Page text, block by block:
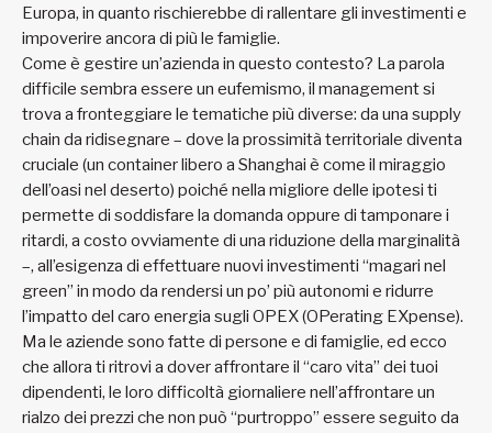
Europa, in quanto rischierebbe di rallentare gli investimenti e
impoverire ancora di più le famiglie.
Come è gestire un’azienda in questo contesto? La parola
difficile sembra essere un eufemismo, il management si
trova a fronteggiare le tematiche più diverse: da una supply
chain da ridisegnare – dove la prossimità territoriale diventa
cruciale (un container libero a Shanghai è come il miraggio
dell’oasi nel deserto) poiché nella migliore delle ipotesi ti
permette di soddisfare la domanda oppure di tamponare i
ritardi, a costo ovviamente di una riduzione della marginalità
–, all’esigenza di effettuare nuovi investimenti “magari nel
green” in modo da rendersi un po’ più autonomi e ridurre
l’impatto del caro energia sugli OPEX (OPerating EXpense).
Ma le aziende sono fatte di persone e di famiglie, ed ecco
che allora ti ritrovi a dover affrontare il “caro vita” dei tuoi
dipendenti, le loro difficoltà giornaliere nell’affrontare un
rialzo dei prezzi che non può “purtroppo” essere seguito da